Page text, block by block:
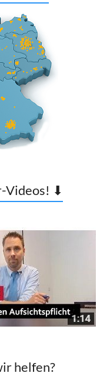
Videos! ⬇
helfen?